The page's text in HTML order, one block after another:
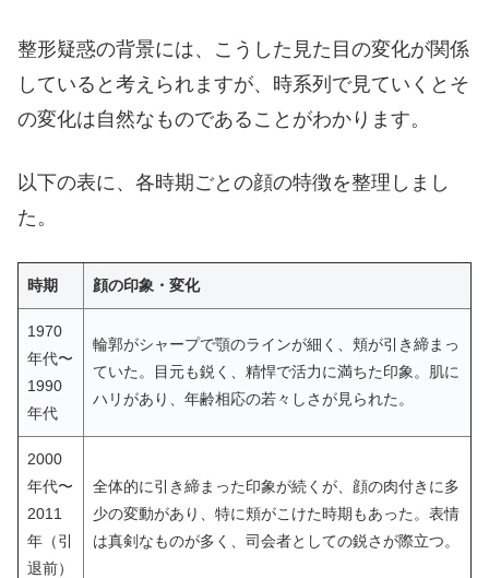
整形疑惑の背景には、こうした見た目の変化が関係
していると考えられますが、時系列で見ていくとそ
の変化は自然なものであることがわかります。
以下の表に、各時期ごとの顔の特徴を整理しまし
た。
時期 顔の印象・変化
1970
年代〜
1990
年代
輪郭がシャープで顎のラインが細く、頬が引き締まっ
ていた。目元も鋭く、精悍で活力に満ちた印象。肌に
ハリがあり、年齢相応の若々しさが見られた。
2000
年代〜
2011
年（引
退前）
全体的に引き締まった印象が続くが、顔の肉付きに多
少の変動があり、特に頬がこけた時期もあった。表情
は真剣なものが多く、司会者としての鋭さが際立つ。